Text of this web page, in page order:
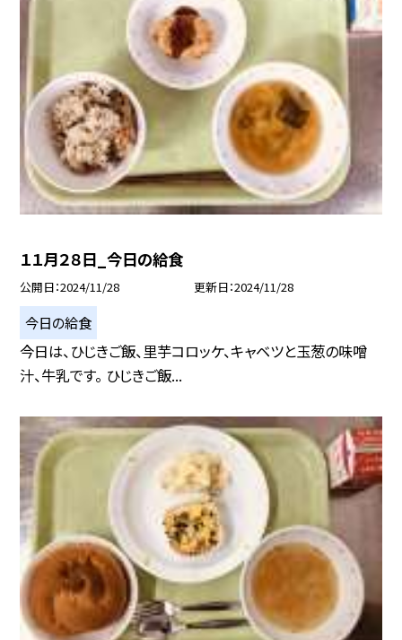
１１月２８日_今日の給食
公開日 2024/11/28 更新日 2024/11/28
今日の給食
今日は、ひじきご飯、里芋コロッケ、キャベツと玉葱の味噌
汁、牛乳です。 ひじきご飯...